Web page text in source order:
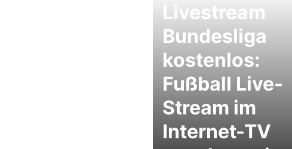
Livestream
Bundesliga
kostenlos:
Fußball Live-
Stream im
Internet-TV